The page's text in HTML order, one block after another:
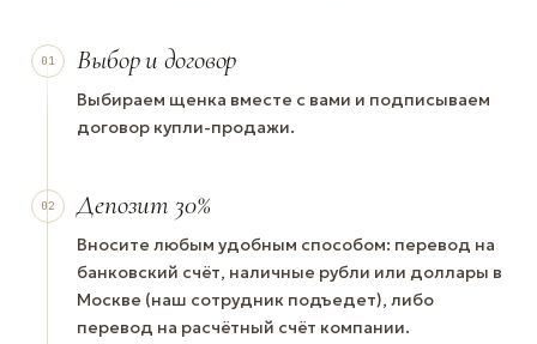
01 Выбор и договор
Выбираем щенка вместе с вами и подписываем
договор купли-продажи.
02 Депозит 30%
Вносите любым удобным способом: перевод на
банковский счёт, наличные рубли или доллары в
Москве (наш сотрудник подъедет), либо
перевод на расчётный счёт компании.